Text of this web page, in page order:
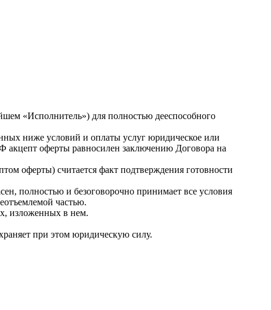
«Исполнитель») для полностью дееспособного
ниже условий и оплаты услуг юридическое или
акцепт оферты равносилен заключению Договора на
оферты) считается факт подтверждения готовности
полностью и безоговорочно принимает все условия
частью.
изложенных в нем.
при этом юридическую силу.